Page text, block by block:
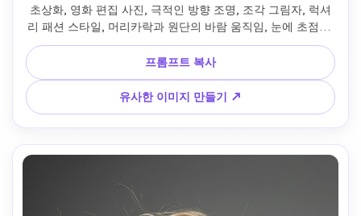
초상화, 영화 편집 사진, 극적인 방향 조명, 조각 그림자, 럭셔
리 패션 스타일, 머리카락과 원단의 바람 움직임, 눈에 초점을
맞추고, 중간 포맷의 카메라 모습, 얕은 영역 깊이, 영화 색상
등급, 광택 잡지 마무리, 높은 대비, 글로벌 패션 캠페인 스타일
프롬프트 복사
유사한 이미지 만들기 ↗